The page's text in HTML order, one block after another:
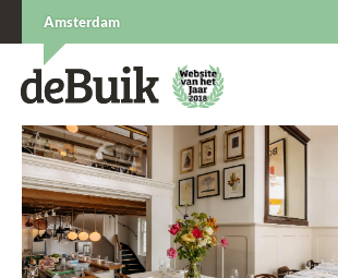
Amsterdam
De Buik van {city: city}
De Buik